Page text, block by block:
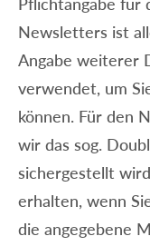
Newsletters ist
Angabe weiterer
verwendet, um
können. Für den
wir das sog.
sichergestellt
erhalten, wenn
die angegebene